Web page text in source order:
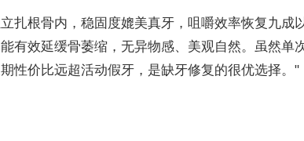
扎根骨内，稳固度媲美真牙，咀嚼效率恢复九成
有效延缓骨萎缩，无异物感、美观自然。虽然单
性价比远超活动假牙，是缺牙修复的很优选择。"